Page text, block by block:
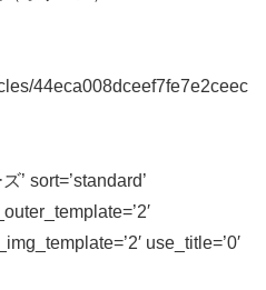
44eca008dceef7fe7e2ceec
’ sort=’standard’
use_title=’0′